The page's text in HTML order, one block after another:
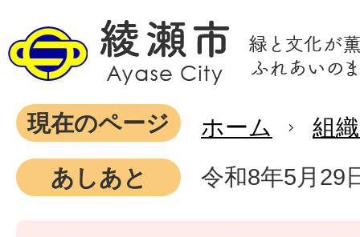
現在のページ ホーム
組
あしあと
令和8年5月29